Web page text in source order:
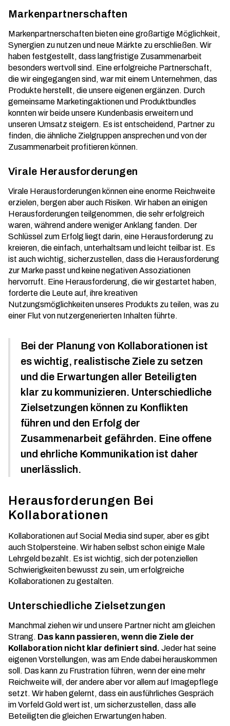
Markenpartnerschaften
Markenpartnerschaften bieten eine großartige Möglichkeit,
Synergien zu nutzen und neue Märkte zu erschließen. Wir
haben festgestellt, dass langfristige Zusammenarbeit
besonders wertvoll sind. Eine erfolgreiche Partnerschaft,
die wir eingegangen sind, war mit einem Unternehmen, das
Produkte herstellt, die unsere eigenen ergänzen. Durch
gemeinsame Marketingaktionen und Produktbundles
konnten wir beide unsere Kundenbasis erweitern und
unseren Umsatz steigern. Es ist entscheidend, Partner zu
finden, die ähnliche Zielgruppen ansprechen und von der
Zusammenarbeit profitieren können.
Virale Herausforderungen
Virale Herausforderungen können eine enorme Reichweite
erzielen, bergen aber auch Risiken. Wir haben an einigen
Herausforderungen teilgenommen, die sehr erfolgreich
waren, während andere weniger Anklang fanden. Der
Schlüssel zum Erfolg liegt darin, eine Herausforderung zu
kreieren, die einfach, unterhaltsam und leicht teilbar ist. Es
ist auch wichtig, sicherzustellen, dass die Herausforderung
zur Marke passt und keine negativen Assoziationen
hervorruft. Eine Herausforderung, die wir gestartet haben,
forderte die Leute auf, ihre kreativen
Nutzungsmöglichkeiten unseres Produkts zu teilen, was zu
einer Flut von nutzergenerierten Inhalten führte.
Bei der Planung von Kollaborationen ist
es wichtig, realistische Ziele zu setzen
und die Erwartungen aller Beteiligten
klar zu kommunizieren. Unterschiedliche
Zielsetzungen können zu Konflikten
führen und den Erfolg der
Zusammenarbeit gefährden. Eine offene
und ehrliche Kommunikation ist daher
unerlässlich.
Herausforderungen Bei
Kollaborationen
Kollaborationen auf Social Media sind super, aber es gibt
auch Stolpersteine. Wir haben selbst schon einige Male
Lehrgeld bezahlt. Es ist wichtig, sich der potenziellen
Schwierigkeiten bewusst zu sein, umerfolgreiche
Kollaborationen zu gestalten.
Unterschiedliche Zielsetzungen
Manchmal ziehen wir und unsere Partner nicht am gleichen
Strang. Das kann passieren, wenn die Ziele der
Kollaboration nicht klar definiert sind. Jeder hat seine
eigenen Vorstellungen, was am Ende dabei herauskommen
soll. Das kann zu Frustration führen, wenn der eine mehr
Reichweite will, der andere aber vor allem auf Imagepflege
setzt. Wir haben gelernt, dass ein ausführliches Gespräch
im Vorfeld Gold wert ist, um sicherzustellen, dass alle
Beteiligten die gleichen Erwartungen haben.